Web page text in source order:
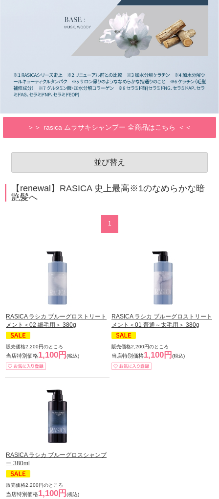
rasica ムラサキシャンプー 全商品はこちら
並び替え
【renewal】RASICA 史上最高※1のなめらかな暗
艶髪へ
1
RASICA ラシカ ブルーグロストリート
メント＜02 細毛用＞ 380g
販売価格2,200円のところ
当店特別価格1,100円 (税込)
RASICA ラシカ ブルーグロストリート
メント＜01 普通～太毛用＞ 380g
販売価格2,200円のところ
当店特別価格1,100円 (税込)
RASICA ラシカ ブルーグロスシャンプ
ー 380ml
販売価格2,200円のところ
当店特別価格1,100円 (税込)